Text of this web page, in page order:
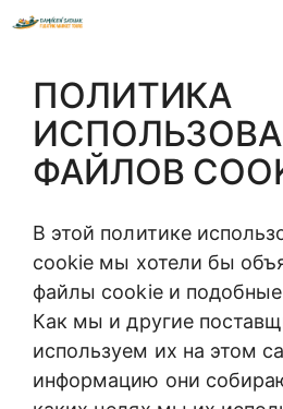
Перейти
ПОЛИТИКА
ФАЙЛОВ
В этой политике
cookie мы хотели бы
файлы cookie и
Как мы и другие
используем их на этом
информацию они